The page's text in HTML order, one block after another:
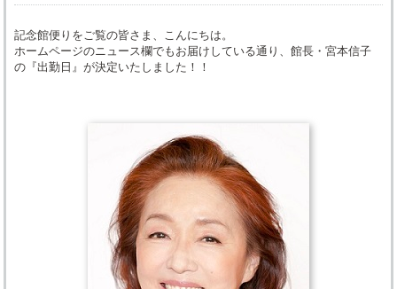
記念館便りをご覧の皆さま、こんにちは。
ホームページのニュース欄でもお届けしている通り、館長・宮本信子
の『出勤日』が決定いたしました！！